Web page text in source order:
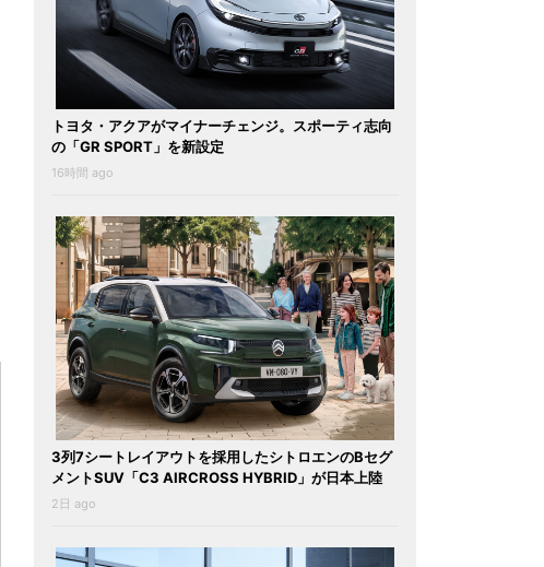
トヨタ・アクアがマイナーチェンジ。スポーティ志向
の「GR SPORT」を新設定
16時間 ago
3列7シートレイアウトを採用したシトロエンのBセグ
メントSUV「C3 AIRCROSS HYBRID」が日本上陸
2日 ago